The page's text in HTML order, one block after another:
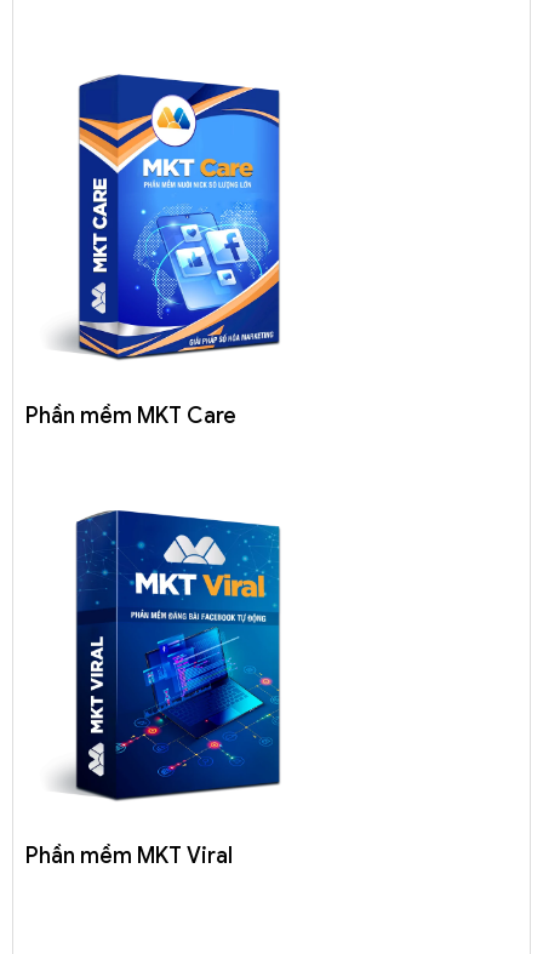
Phần mềm MKT Care
Phần mềm MKT Viral